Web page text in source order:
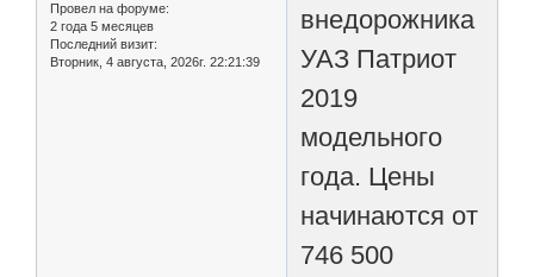
Провел на форуме:
2 года 5 месяцев
Последний визит:
Вторник, 4 августа, 2026г. 22:21:39
внедорожника
УАЗ Патриот
2019
модельного
года. Цены
начинаются от
746 500